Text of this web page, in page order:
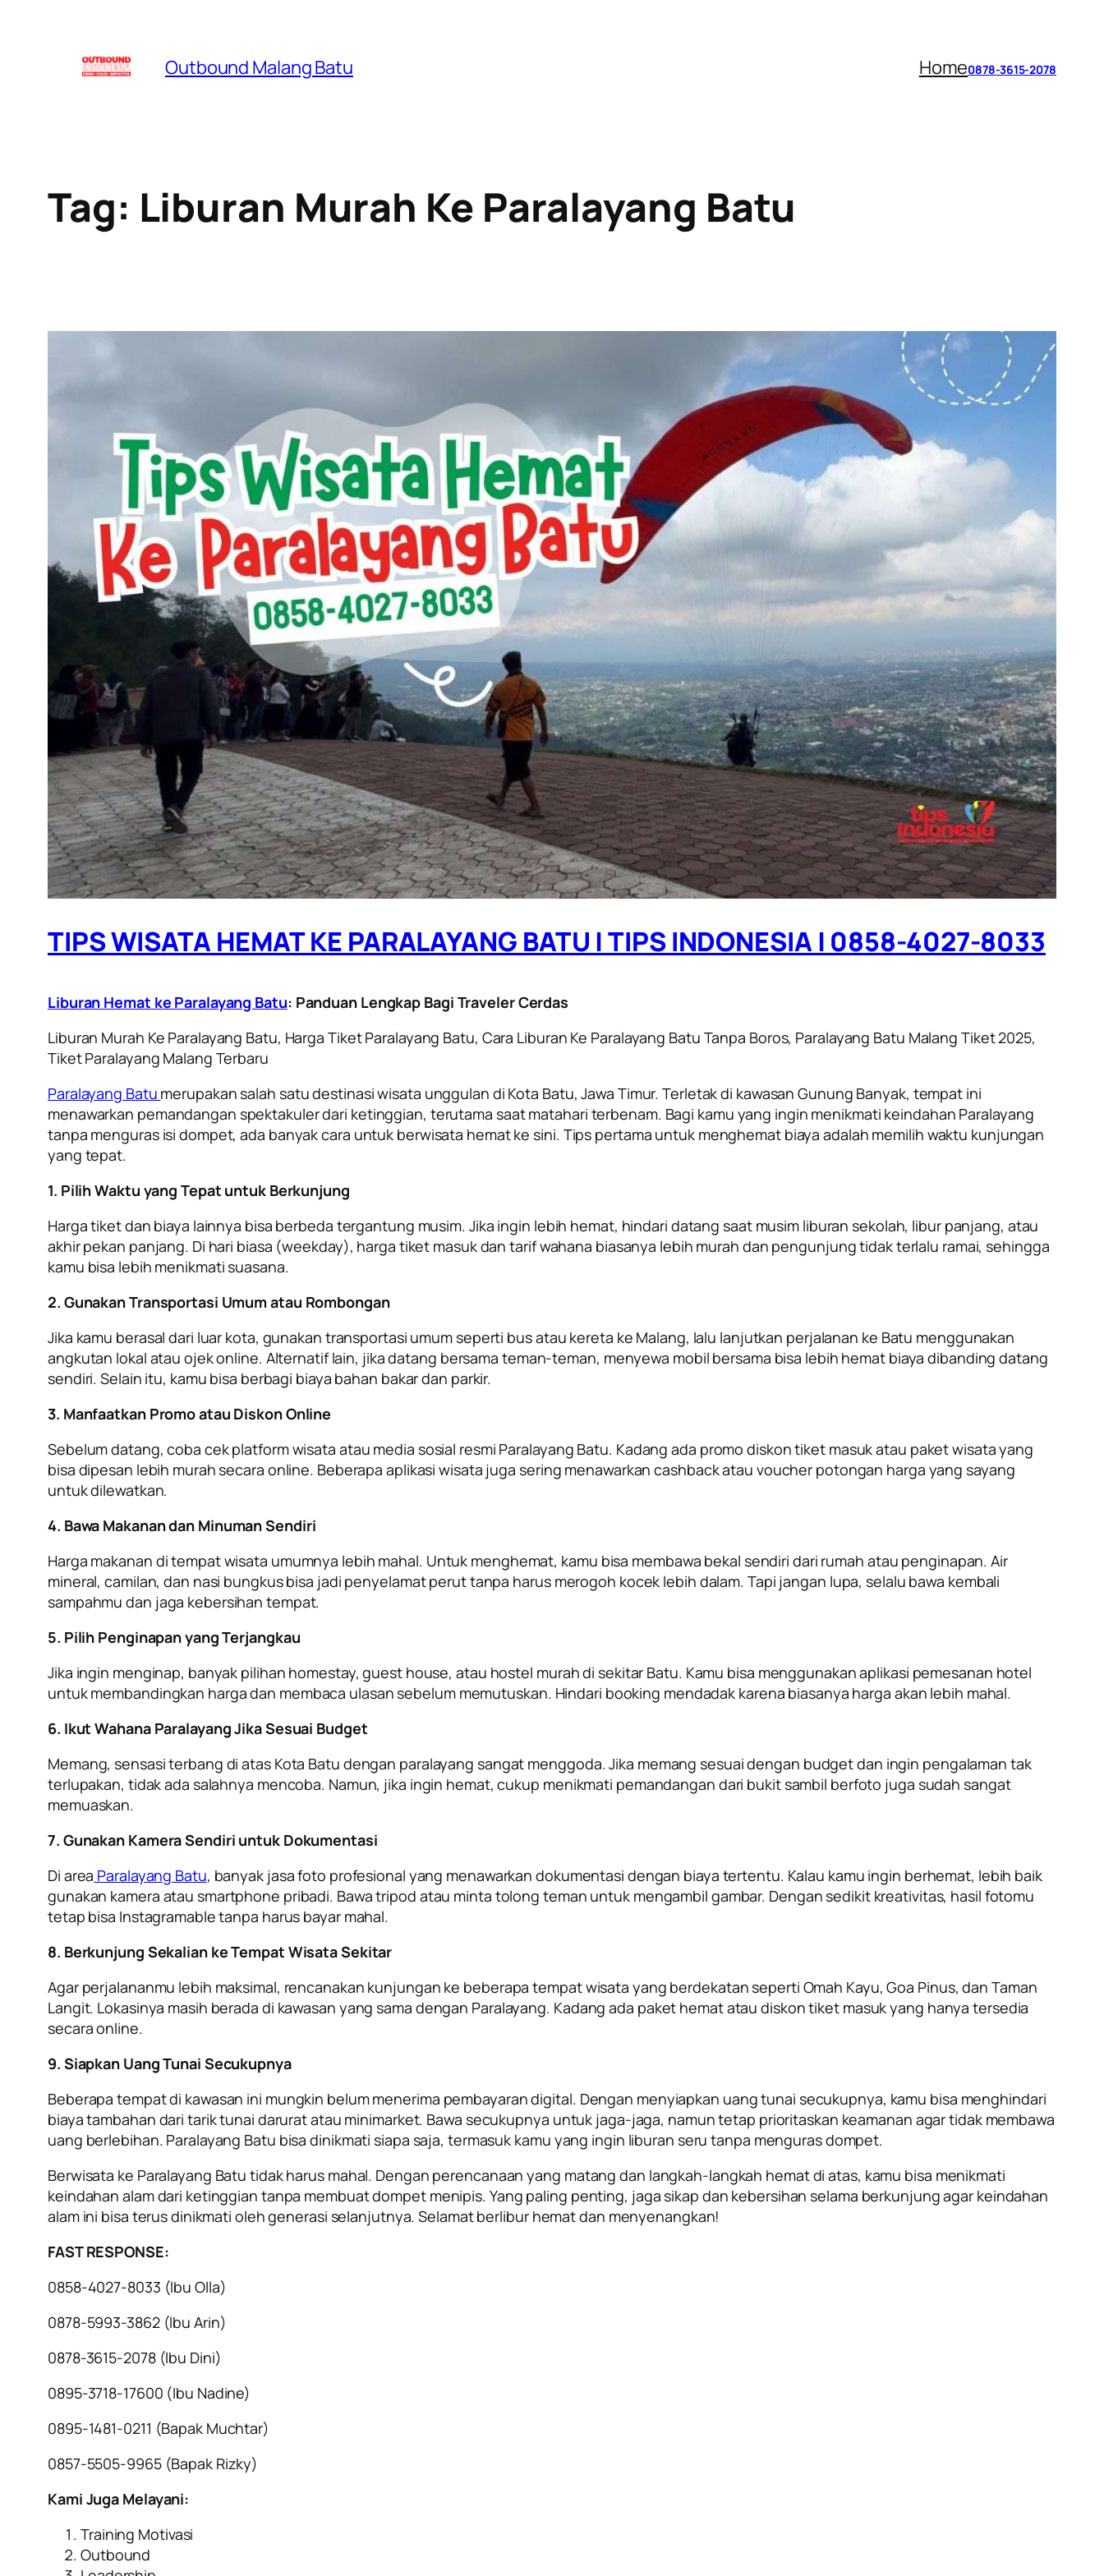
Outbound Malang Batu Home0878-3615-2078
Tag: Liburan Murah Ke Paralayang Batu
TIPS WISATA HEMAT KE PARALAYANG BATU | TIPS INDONESIA | 0858-4027-8033
Liburan Hemat ke Paralayang Batu: Panduan Lengkap Bagi Traveler Cerdas
Liburan Murah Ke Paralayang Batu, Harga Tiket Paralayang Batu, Cara Liburan Ke Paralayang Batu Tanpa Boros, Paralayang Batu Malang Tiket 2025,
Tiket Paralayang Malang Terbaru
Paralayang Batu merupakan salah satu destinasi wisata unggulan di Kota Batu, Jawa Timur. Terletak di kawasan Gunung Banyak, tempat ini
menawarkan pemandangan spektakuler dari ketinggian, terutama saat matahari terbenam. Bagi kamu yang ingin menikmati keindahan Paralayang
tanpa menguras isi dompet, ada banyak cara untuk berwisata hemat ke sini. Tips pertama untuk menghemat biaya adalah memilih waktu kunjungan
yang tepat.
1. Pilih Waktu yang Tepat untuk Berkunjung
Harga tiket dan biaya lainnya bisa berbeda tergantung musim. Jika ingin lebih hemat, hindari datang saat musim liburan sekolah, libur panjang, atau
akhir pekan panjang. Di hari biasa (weekday), harga tiket masuk dan tarif wahana biasanya lebih murah dan pengunjung tidak terlalu ramai, sehingga
kamu bisa lebih menikmati suasana.
2. Gunakan Transportasi Umum atau Rombongan
Jika kamu berasal dari luar kota, gunakan transportasi umum seperti bus atau kereta ke Malang, lalu lanjutkan perjalanan ke Batu menggunakan
angkutan lokal atau ojek online. Alternatif lain, jika datang bersama teman-teman, menyewa mobil bersama bisa lebih hemat biaya dibanding datang
sendiri. Selain itu, kamu bisa berbagi biaya bahan bakar dan parkir.
3. Manfaatkan Promo atau Diskon Online
Sebelum datang, coba cek platform wisata atau media sosial resmi Paralayang Batu. Kadang ada promo diskon tiket masuk atau paket wisata yang
bisa dipesan lebih murah secara online. Beberapa aplikasi wisata juga sering menawarkan cashback atau voucher potongan harga yang sayang
untuk dilewatkan.
4. Bawa Makanan dan Minuman Sendiri
Harga makanan di tempat wisata umumnya lebih mahal. Untuk menghemat, kamu bisa membawa bekal sendiri dari rumah atau penginapan. Air
mineral, camilan, dan nasi bungkus bisa jadi penyelamat perut tanpa harus merogoh kocek lebih dalam. Tapi jangan lupa, selalu bawa kembali
sampahmu dan jaga kebersihan tempat.
5. Pilih Penginapan yang Terjangkau
Jika ingin menginap, banyak pilihan homestay, guest house, atau hostel murah di sekitar Batu. Kamu bisa menggunakan aplikasi pemesanan hotel
untuk membandingkan harga dan membaca ulasan sebelum memutuskan. Hindari booking mendadak karena biasanya harga akan lebih mahal.
6. Ikut Wahana Paralayang Jika Sesuai Budget
Memang, sensasi terbang di atas Kota Batu dengan paralayang sangat menggoda. Jika memang sesuai dengan budget dan ingin pengalaman tak
terlupakan, tidak ada salahnya mencoba. Namun, jika ingin hemat, cukup menikmati pemandangan dari bukit sambil berfoto juga sudah sangat
memuaskan.
7. Gunakan Kamera Sendiri untuk Dokumentasi
Di area Paralayang Batu, banyak jasa foto profesional yang menawarkan dokumentasi dengan biaya tertentu. Kalau kamu ingin berhemat, lebih baik
gunakan kamera atau smartphone pribadi. Bawa tripod atau minta tolong teman untuk mengambil gambar. Dengan sedikit kreativitas, hasil fotomu
tetap bisa Instagramable tanpa harus bayar mahal.
8. Berkunjung Sekalian ke Tempat Wisata Sekitar
Agar perjalananmu lebih maksimal, rencanakan kunjungan ke beberapa tempat wisata yang berdekatan seperti Omah Kayu, Goa Pinus, dan Taman
Langit. Lokasinya masih berada di kawasan yang sama dengan Paralayang. Kadang ada paket hemat atau diskon tiket masuk yang hanya tersedia
secara online.
9. Siapkan Uang Tunai Secukupnya
Beberapa tempat di kawasan ini mungkin belum menerima pembayaran digital. Dengan menyiapkan uang tunai secukupnya, kamu bisa menghindari
biaya tambahan dari tarik tunai darurat atau minimarket. Bawa secukupnya untuk jaga-jaga, namun tetap prioritaskan keamanan agar tidak membawa
uang berlebihan. Paralayang Batu bisa dinikmati siapa saja, termasuk kamu yang ingin liburan seru tanpa menguras dompet.
Berwisata ke Paralayang Batu tidak harus mahal. Dengan perencanaan yang matang dan langkah-langkah hemat di atas, kamu bisa menikmati
keindahan alam dari ketinggian tanpa membuat dompet menipis. Yang paling penting, jaga sikap dan kebersihan selama berkunjung agar keindahan
alam ini bisa terus dinikmati oleh generasi selanjutnya. Selamat berlibur hemat dan menyenangkan!
FAST RESPONSE:
0858-4027-8033 (lbu Olla)
0878-5993-3862 (lbu Arin)
0878-3615-2078 (lbu Dini)
0895-3718-17600 (Ibu Nadine)
0895-1481-0211 (Bapak Muchtar)
0857-5505-9965 (Bapak Rizky)
Kami Juga Melayani:
Training Motivasi
Outbound